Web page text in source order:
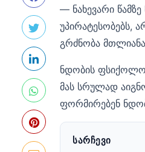
— ნახევარი
უპირატესობებს,
გრძნობა
ნდობის
მას სრულად
ფორმირებენ
ᲡᲐᲠᲩᲔᲕᲘ